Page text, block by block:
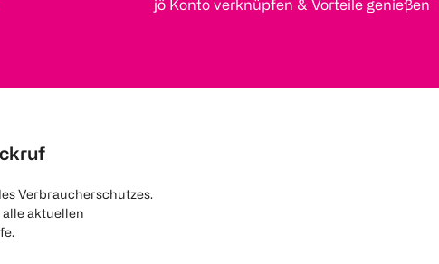
jö Konto verknüpfen & Vorteile genießen
Verbraucherschutzes.
aktuellen